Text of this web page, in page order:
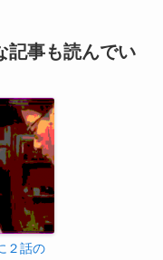
記事も読んでい
２話の